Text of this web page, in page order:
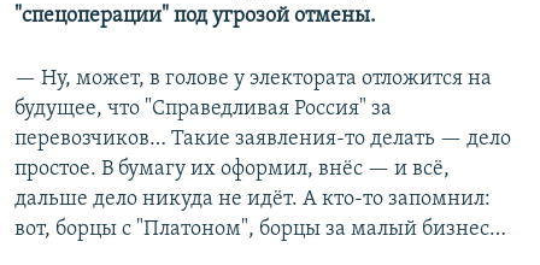
"спецоперации" под угрозой отмены.
— Ну, может, в голове у электората отложится на
будущее, что "Справедливая Россия" за
перевозчиков… Такие заявления-то делать — дело
простое. В бумагу их оформил, внёс — и всё,
дальше дело никуда не идёт. А кто-то запомнил:
вот, борцы с "Платоном", борцы за малый бизнес…